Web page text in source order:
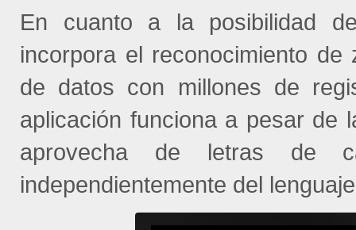
En cuanto a la posibilidad
incorpora el reconocimiento
de datos con millones de
aplicación funciona a pesar de
aprovecha de letras de
independientemente del